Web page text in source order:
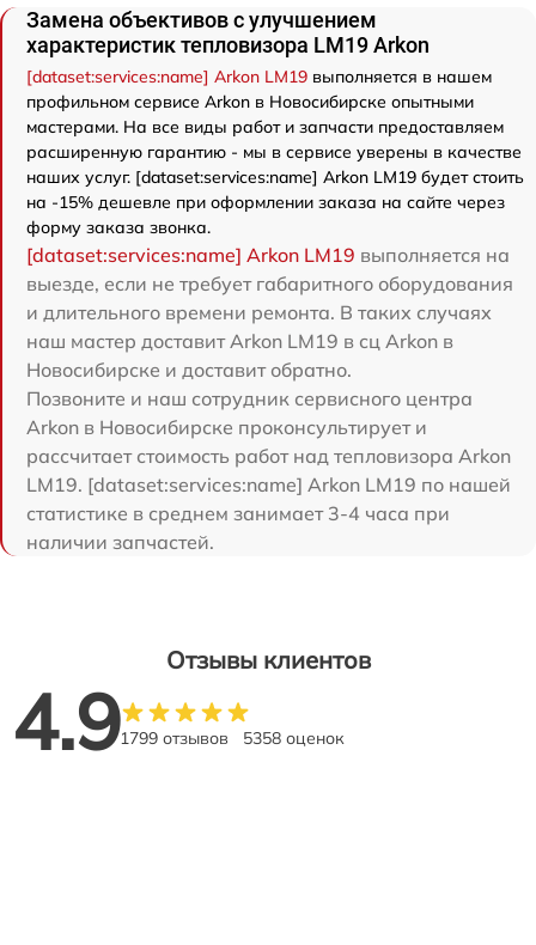
Замена объективов с улучшением
характеристик тепловизора LM19 Arkon
[dataset:services:name] Arkon LM19 выполняется в нашем
профильном сервисе Arkon в Новосибирске опытными
мастерами. На все виды работ и запчасти предоставляем
расширенную гарантию - мы в сервисе уверены в качестве
наших услуг. [dataset:services:name] Arkon LM19 будет стоить
на -15% дешевле при оформлении заказа на сайте через
форму заказа звонка.
[dataset:services:name] Arkon LM19 выполняется на
выезде, если не требует габаритного оборудования
и длительного времени ремонта. В таких случаях
наш мастер доставит Arkon LM19 в сц Arkon в
Новосибирске и доставит обратно.
Позвоните и наш сотрудник сервисного центра
Arkon в Новосибирске проконсультирует и
рассчитает стоимость работ над тепловизора Arkon
LM19. [dataset:services:name] Arkon LM19 по нашей
статистике в среднем занимает 3-4 часа при
наличии запчастей.
Отзывы клиентов
4.91799 отзывов 5358 оценок